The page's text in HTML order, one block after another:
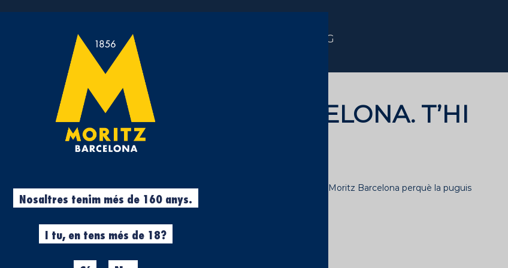
ENG
FÀBRICA MORITZ BARCELONA. T’HI
APUNTES?
la i brindar-hi. Aquestdissabte 27 i diumenge 28 de juny
, obrim la Fàbrica Moritz Barcelona perquè la puguis
Nosaltres tenim més de 160 anys.
I tu, en tens més de 18?